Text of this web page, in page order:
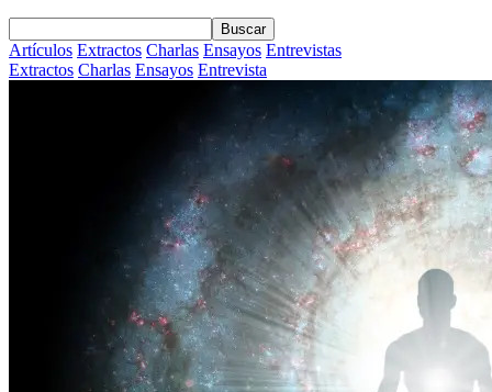
Buscar
Artículos Extractos Charlas Ensayos Entrevistas
Extractos Charlas Ensayos Entrevista